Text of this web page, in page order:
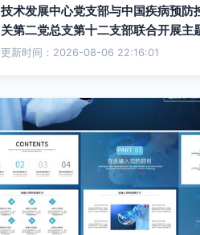
技术发展中心党支部与中国疾病预防
关第二党总支第十二支部联合开展主
更新时间：2026-08-06 22:16:01